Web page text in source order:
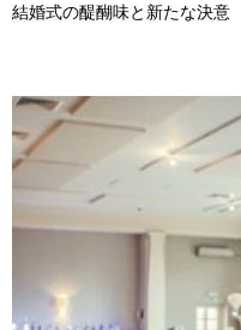
結婚式の醍醐味と新たな決意